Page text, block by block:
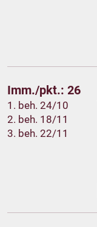
Imm./pkt.: 26
1. beh. 24/10
2. beh. 18/11
3. beh. 22/11